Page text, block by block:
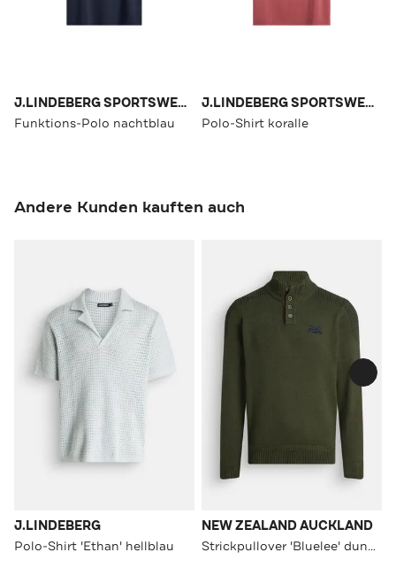
J.LINDEBERG SPORTSWEAR
Funktions-Polo nachtblau
J.LINDEBERG SPORTSWEAR
Polo-Shirt koralle
Andere Kunden kauften auch
J.LINDEBERG
Polo-Shirt 'Ethan' hellblau
NEW ZEALAND AUCKLAND
Strickpullover 'Bluelee' dunkelgrün